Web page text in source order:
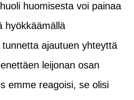
huomisesta voi painaa
hyökkäämällä
ajautuen yhteyttä
leijonan osan
emme reagoisi, se olisi